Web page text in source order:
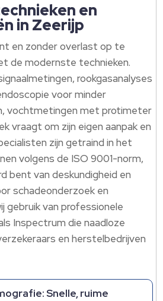
en
in Zeerijp
en zonder overlast op te
de modernste technieken.
rookgasanalyses
voor minder
vochtmetingen met protimeter
vraagt om zijn eigen aanpak en
zijn getraind in het
volgens de ISO 9001-norm,
bent van deskundigheid en
schadeonderzoek en
gebruik van professionele
Inspectrum die naadloze
en herstelbedrijven
Snelle, ruime